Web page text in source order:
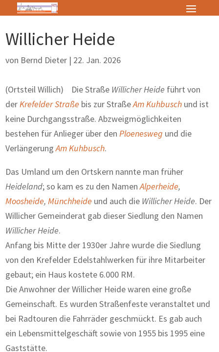
Willicher Heide
von Bernd Dieter | 22. Jan. 2026
(Ortsteil Willich) Die Straße Willicher Heide führt von
derKrefelder Straße bis zur StraßeAm Kuhbusch und ist
keine Durchgangsstraße. Abzweigmöglichkeiten
bestehen für Anlieger über denPloenesweg und die
VerlängerungAm Kuhbusch.
Das Umland um den Ortskern nannte man früher
Heideland; so kam es zu den NamenAlperheide,
Moosheide,Münchheide und auch die Willicher Heide. Der
Willicher Gemeinderat gab dieser Siedlung den Namen
Willicher Heide.
Anfang bis Mitte der 1930er Jahre wurde die Siedlung
von den Krefelder Edelstahlwerken für ihre Mitarbeiter
gebaut; ein Haus kostete 6.000 RM.
Die Anwohner der Willicher Heide waren eine große
Gemeinschaft. Es wurden Straßenfeste veranstaltet und
bei Radtouren die Fahrräder geschmückt. Es gab auch
ein Lebensmittelgeschäft sowie von 1955 bis 1995 eine
Gaststätte.